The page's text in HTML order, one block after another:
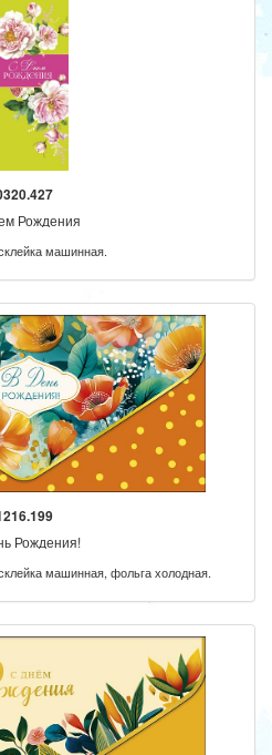
Рождения
машинная.
Рождения!
машинная, фольга холодная.